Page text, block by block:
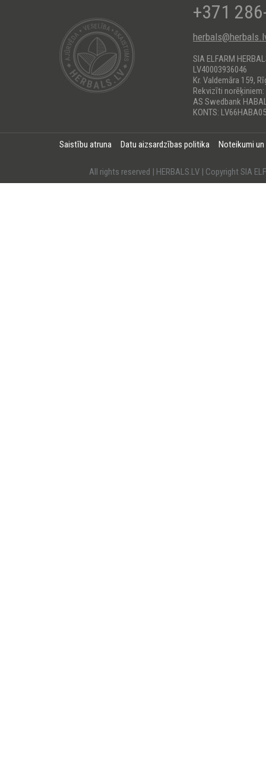
+371
SIA ELFARM
LV40003936046
Kr. Valdemāra 159,
Rekvizīti norēķiniem:
AS Swedbank
KONTS:
Saistību atruna Datu aizsardzības politika Noteikumi
All rights reserved | HERBALS.LV | Copyright SIA